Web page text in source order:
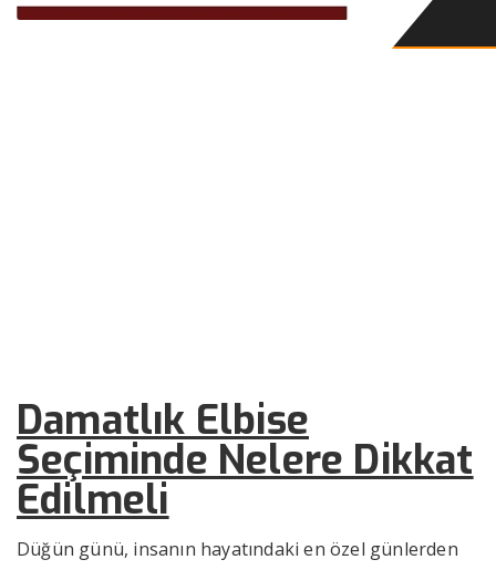
Damatlık Elbise
Seçiminde Nelere Dikkat
Edilmeli
Düğün günü, insanın hayatındaki en özel günlerden